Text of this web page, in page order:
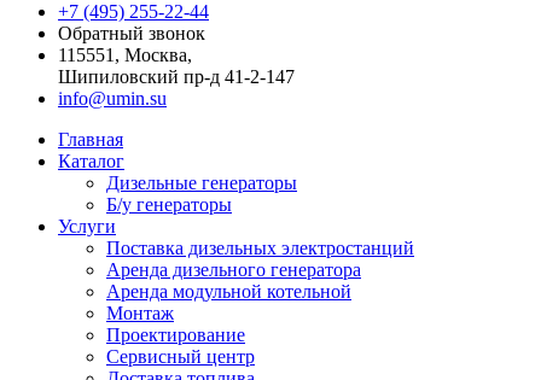
+7 (495) 255-22-44
Обратный звонок
115551, Москва,
Шипиловский пр-д 41-2-147
info@umin.su
Главная
Каталог
Дизельные генераторы
Б/у генераторы
Услуги
Поставка дизельных электростанций
Аренда дизельного генератора
Аренда модульной котельной
Монтаж
Проектирование
Сервисный центр